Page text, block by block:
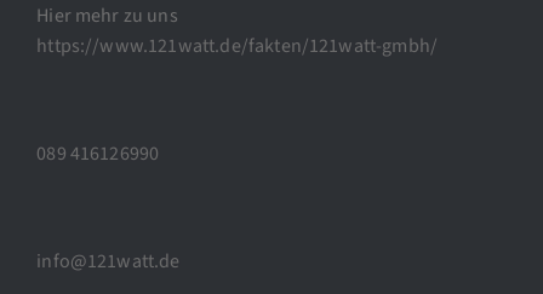
Hier mehr zu uns
https://www.121watt.de/fakten/121watt-gmbh/
089 416126990
info@121watt.de